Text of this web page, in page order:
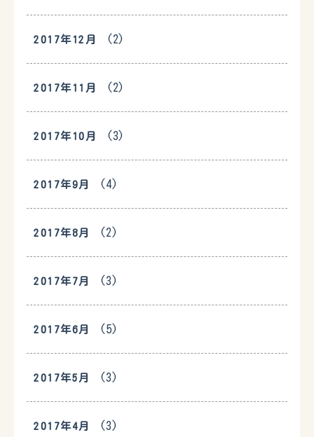
2017年12月 (2)
2017年11月 (2)
2017年10月 (3)
2017年9月 (4)
2017年8月 (2)
2017年7月 (3)
2017年6月 (5)
2017年5月 (3)
2017年4月 (3)